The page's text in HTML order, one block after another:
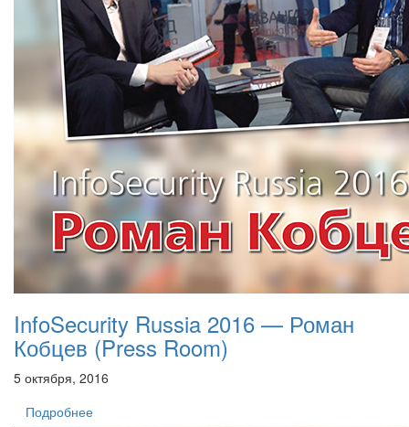
InfoSecurity Russia 2016 — Роман
Кобцев (Press Room)
5 октября, 2016
Подробнее